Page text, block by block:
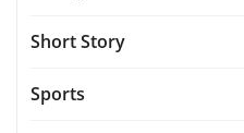
Short Story
Sports